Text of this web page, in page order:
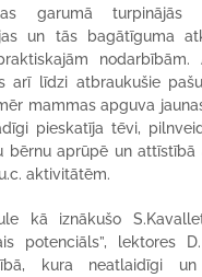
garumā turpinājās
un tās bagātīguma
nodarbībām.
arī līdzi atbraukušie
mammas apguva
pieskatīja tēvi,
bērnu aprūpē un attīstībā
aktivitātēm.
kā iznākušo
potenciāls”, lektores
kura neatlaidīgi un